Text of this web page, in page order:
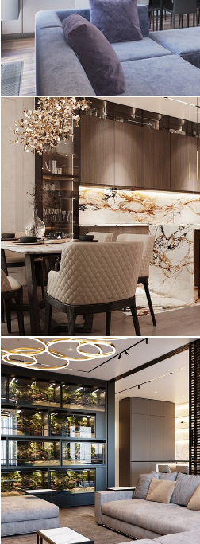
квартира, 130 м2
Финалист PINWIN,
"Выдержанный" интерьер
трехкомнатной квартиры в ЖК
«Сосновка» выполнен в ...
квартира, 136 м2
Современный, ар-деко
Интерьер квартиры выполнен в
современном стиле в светлых
оттенках ...
Проект 2022 года!